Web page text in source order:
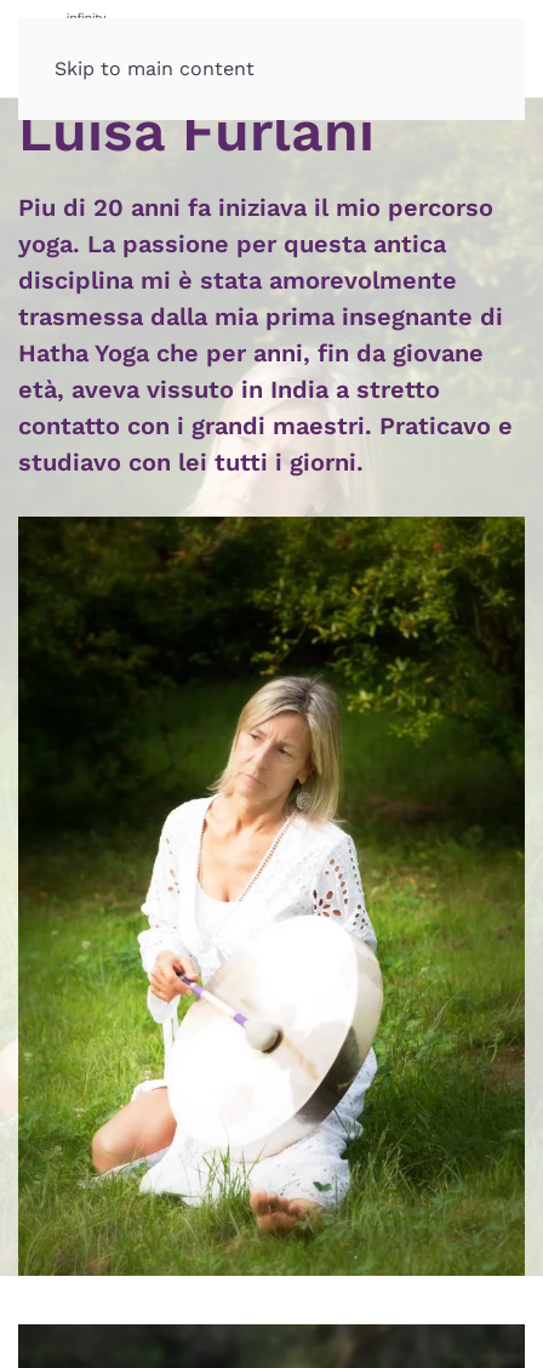
Skip to main content
Luisa Furlani
Piu di 20 anni fa iniziava il mio percorso
yoga. La passione per questa antica
disciplina mi è stata amorevolmente
trasmessa dalla mia prima insegnante di
Hatha Yoga che per anni, fin da giovane
età, aveva vissuto in India a stretto
contatto con i grandi maestri. Praticavo e
studiavo con lei tutti i giorni.